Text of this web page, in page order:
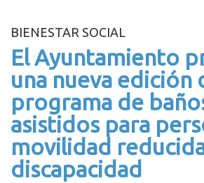
BIENESTAR SOCIAL
El Ayuntamiento
una nueva edición
programa de
asistidos para
movilidad
discapacidad